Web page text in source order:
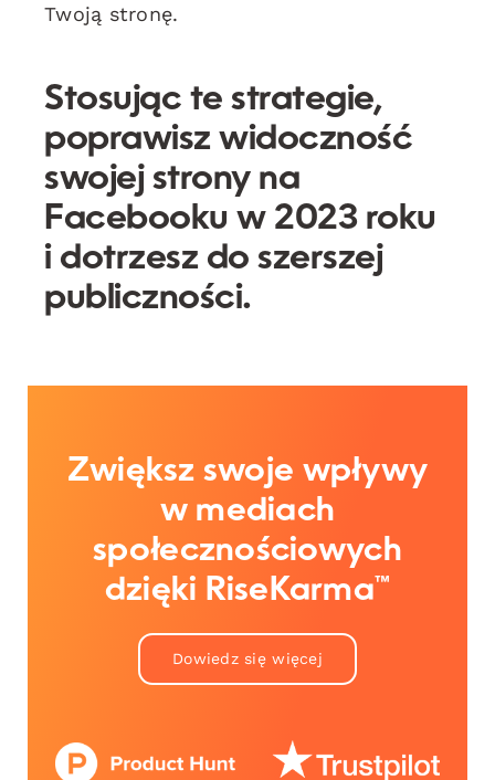
Twoją stronę.
Stosując te strategie,
poprawisz widoczność
swojej strony na
Facebooku w 2023 roku
i dotrzesz do szerszej
publiczności.
Zwiększ swoje wpływy
w mediach
społecznościowych
dzięki RiseKarma™
Dowiedz się więcej